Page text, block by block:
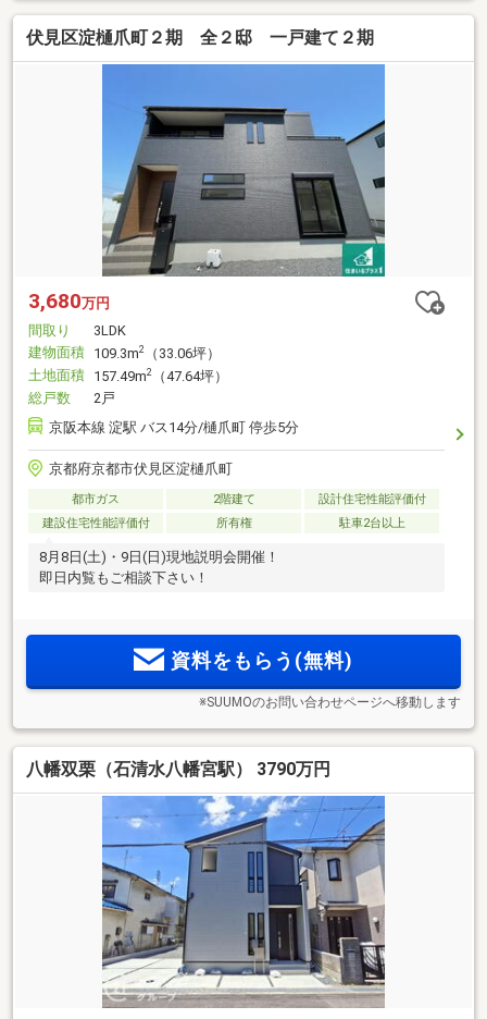
伏見区淀樋爪町２期 全２邸 一戸建て２期
3,680万円
間取り
3LDK
建物面積 109.3m2
（33.06坪）
土地面積 157.49m2
（47.64坪）
総戸数
2戸
京阪本線 淀駅 バス14分/樋爪町 停歩5分
京都府京都市伏見区淀樋爪町
都市ガス 2階建て
設計住宅性能評価付
建設住宅性能評価付
所有権 駐車2台以上
8月8日(土)・9日(日)現地説明会開催！
即日内覧もご相談下さい！
資料をもらう(無料)
※SUUMOのお問い合わせページへ移動します
八幡双栗（石清水八幡宮駅） 3790万円